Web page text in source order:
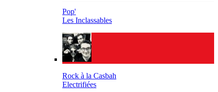
Pop'
Les Inclassables
Rock à la Casbah
Electrifiées